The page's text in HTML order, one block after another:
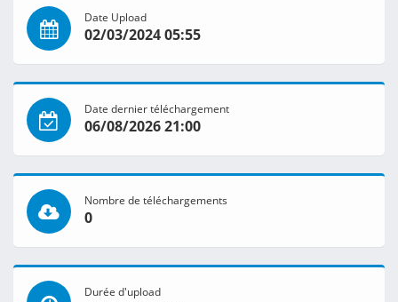
Date Upload
02/03/2024 05:55
Date dernier téléchargement
06/08/2026 21:00
Nombre de téléchargements
0
Durée d'upload